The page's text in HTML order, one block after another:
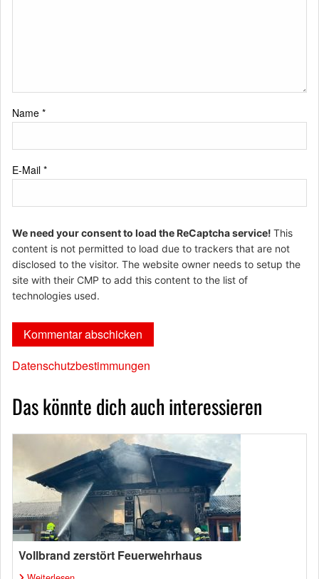
Name *
E-Mail *
We need your consent to load the ReCaptcha service! This
content is not permitted to load due to trackers that are not
disclosed to the visitor. The website owner needs to setup the
site with their CMP to add this content to the list of
technologies used.
Datenschutzbestimmungen
Das könnte dich auch interessieren
Vollbrand zerstört Feuerwehrhaus